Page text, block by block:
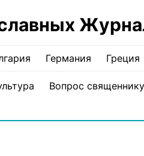
Германия Греция
Вопрос священнику